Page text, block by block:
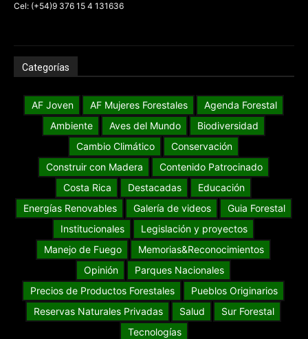
Cel: (+54)9 376 15 4 131636
Categorías
AF Joven AF Mujeres Forestales
Agenda Forestal
Ambiente
Aves del Mundo
Biodiversidad
Cambio Climático
Conservación
Construir con Madera
Contenido Patrocinado
Costa Rica
Destacadas
Educación
Energías Renovables
Galería de videos
Guia Forestal
Institucionales
Legislación y proyectos
Manejo de Fuego
Memorias&Reconocimientos
Opinión
Parques Nacionales
Precios de Productos Forestales
Pueblos Originarios
Reservas Naturales Privadas
Salud
Sur Forestal
Tecnologías